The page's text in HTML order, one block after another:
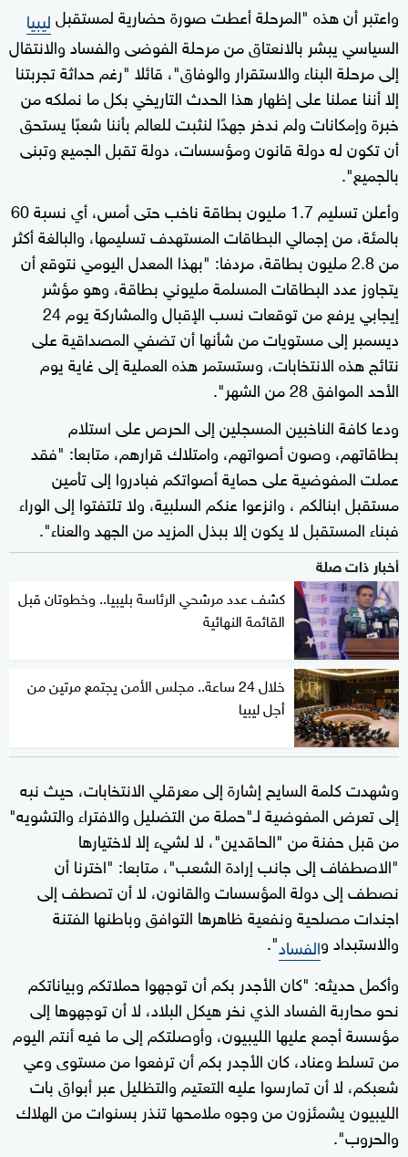
واعتبر أن هذه "المرحلة أعطت صورة حضارية لمستقبلليبيا
السياسي يبشر بالانعتاق من مرحلة الفوضى والفساد والانتقال
إلى مرحلة البناء والاستقرار والوفاق"، قائلا "رغم حداثة تجربتنا
إلا أننا عملنا على إظهار هذا الحدث التاريخي بكل ما نملكه من
خبرة وإمكانات ولم ندخر جهدًا لنثبت للعالم بأننا شعبًا يستحق
أن تكون له دولة قانون ومؤسسات، دولة تقبل الجميع وتبنى
بالجميع".
وأعلن تسليم 1.7 مليون بطاقة ناخب حتى أمس، أي نسبة 60
بالمئة، من إجمالي البطاقات المستهدف تسليمها، والبالغة أكثر
من 2.8 مليون بطاقة، مردفا: "بهذا المعدل اليومي نتوقع أن
يتجاوز عدد البطاقات المسلمة مليوني بطاقة، وهو مؤشر
إيجابي يرفع من توقعات نسب الإقبال والمشاركة يوم 24
ديسمبر إلى مستويات من شأنها أن تضفي المصداقية على
نتائج هذه الانتخابات، وستستمر هذه العملية إلى غاية يوم
الأحد الموافق 28 من الشهر".
ودعا كافة الناخبين المسجلين إلى الحرص على استلام
بطاقاتهم، وصون أصواتهم، وامتلاك قرارهم، متابعا: "فقد
عملت المفوضية على حماية أصواتكم فبادروا إلى تأمين
مستقبل ابنالكم ، وانزعوا عنكم السلبية، ولا تلتفتوا إلى الوراء
فبناء المستقبل لا يكون إلا ببذل المزيد من الجهد والعناء".
أخبار ذات صلة
كشف عدد مرشحي الرئاسة بليبيا.. وخطوتان قبل
القائمة النهائية
خلال 24 ساعة.. مجلس الأمن يجتمع مرتين من
أجل ليبيا
وشهدت كلمة السايح إشارة إلى معرقلي الانتخابات، حيث نبه
إلى تعرض المفوضية لـ"حملة من التضليل والافتراء والتشويه"
من قبل حفنة من "الحاقدين"، لا لشيء إلا لاختيارها
"الاصطفاف إلى جانب إرادة الشعب"، متابعا: "اخترنا أن
نصطف إلى دولة المؤسسات والقانون، لا أن تصطف إلى
اجندات مصلحية ونفعية ظاهرها التوافق وباطنها الفتنة
والاستبداد والفساد".
وأكمل حديثه: "كان الأجدر بكم أن توجهوا حملاتكم وبياناتكم
نحو محاربة الفساد الذي نخر هيكل البلاد، لا أن توجهوها إلى
مؤسسة أجمع عليها الليبيون، وأوصلتكم إلى ما فيه أنتم اليوم
من تسلط وعناد، كان الأجدر بكم أن ترفعوا من مستوى وعي
شعبكم، لا أن تمارسوا عليه التعتيم والتظليل عبر أبواق بات
الليبيون يشمئزون من وجوه ملامحها تنذر بسنوات من الهلاك
والحروب".